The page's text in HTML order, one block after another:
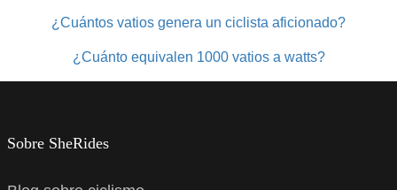
¿Cuántos vatios genera un ciclista aficionado?
¿Cuánto equivalen 1000 vatios a watts?
Sobre SheRides